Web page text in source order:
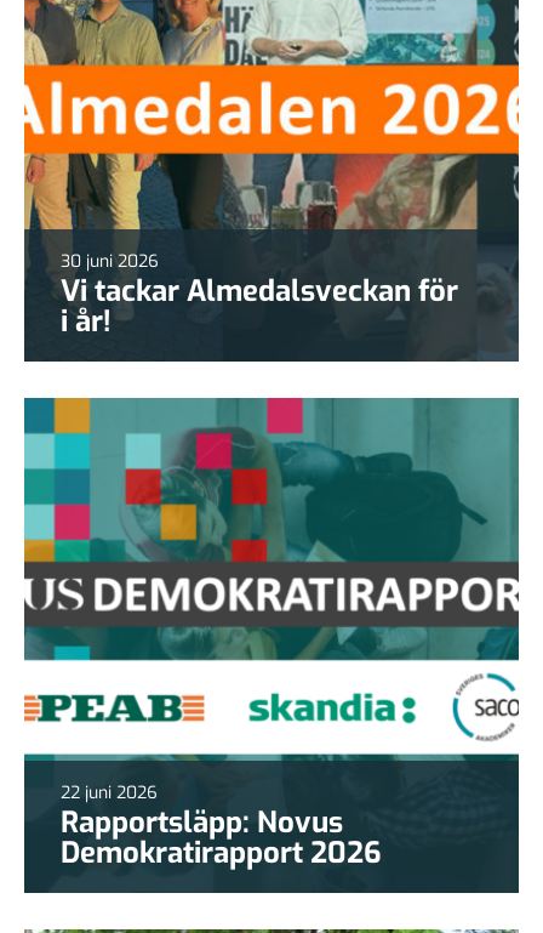
30 juni 2026
Vi tackar Almedalsveckan för
i år!
22 juni 2026
Rapportsläpp: Novus
Demokratirapport 2026